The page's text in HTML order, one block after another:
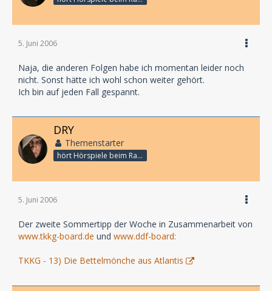
5. Juni 2006
Naja, die anderen Folgen habe ich momentan leider noch
nicht. Sonst hätte ich wohl schon weiter gehört.
Ich bin auf jeden Fall gespannt.
DRY
Themenstarter
hört Hörspiele beim Rasenmähen
5. Juni 2006
Der zweite Sommertipp der Woche in Zusammenarbeit von
www.tkkg-board.de und www.ddf-board:
TKKG - 13) Die Bettelmönche aus Atlantis